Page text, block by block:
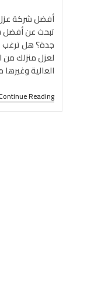
أفضل شركة
تبحث عن
جدة؟ هل ترغب
لعزل منزلك من
العالية
Reading